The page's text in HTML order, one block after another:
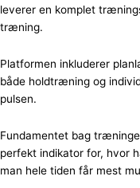
leverer en komplet
træning.
Platformen inkluderer
både holdtræning og
pulsen.
Fundamentet bag
perfekt indikator for, hvor
man hele tiden får mest